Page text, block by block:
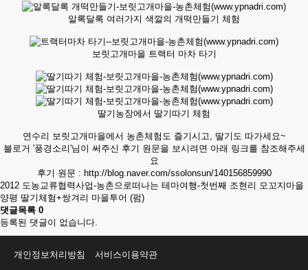
알록달록 여러가지 색깔의 개떡만들기 체험
보릿고개마을 트랙터 마차 타기
딸기농장에서 딸기따기 체험
연수리 보릿고개마을에서 농촌체험도 즐기시고, 딸기도 따가세요~
블로거 '풍경소리'님이 써주신 후기 원문을 보시려면 아래 링크를 참조해주세
요
후기 원문 : http://blog.naver.com/ssolonsun/140156859990
2012 도농교류협력사업-농촌으로떠나는 테마여행-첫번째 조현리 모꼬지마을
양평 딸기체험+쌍겨리 마을투어 (펌)
댓글목록 0
등록된 댓글이 없습니다.
개인정보처리방침 서비스이용약관